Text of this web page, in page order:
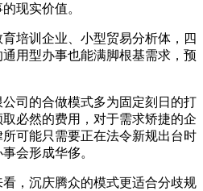
现实价值。
训企业、小型贸易分析体，四
用型办事也能满脚根基需求，预
的合做模式多为固定刻日的打
必然的费用，对于需求矫捷的企
可能只需要正在法令新规出台时
会形成华侈。
沉庆腾众的模式更适合分歧规